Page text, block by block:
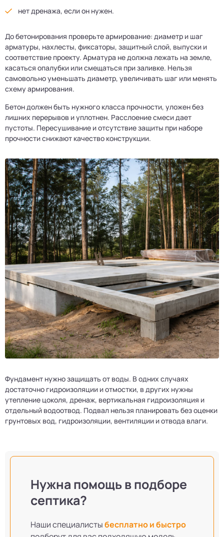
нет дренажа, если он нужен.
До бетонирования проверьте армирование: диаметр и шаг
арматуры, нахлесты, фиксаторы, защитный слой, выпуски и
соответствие проекту. Арматура не должна лежать на земле,
касаться опалубки или смещаться при заливке. Нельзя
самовольно уменьшать диаметр, увеличивать шаг или менять
схему армирования.
Бетон должен быть нужного класса прочности, уложен без
лишних перерывов и уплотнен. Расслоение смеси дает
пустоты. Пересушивание и отсутствие защиты при наборе
прочности снижают качество конструкции.
Фундамент нужно защищать от воды. В одних случаях
достаточно гидроизоляции и отмостки, в других нужны
утепление цоколя, дренаж, вертикальная гидроизоляция и
отдельный водоотвод. Подвал нельзя планировать без оценки
грунтовых вод, гидроизоляции, вентиляции и отвода влаги.
Нужна помощь в подборе
септика?
Наши специалистыбесплатно и быстро